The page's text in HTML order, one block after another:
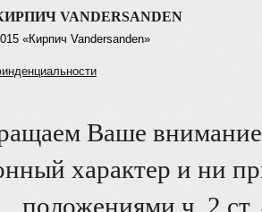
VANDERSANDEN
«Кирпич Vandersanden»
Ваше внимание
характер и ни
положениями ч. 2